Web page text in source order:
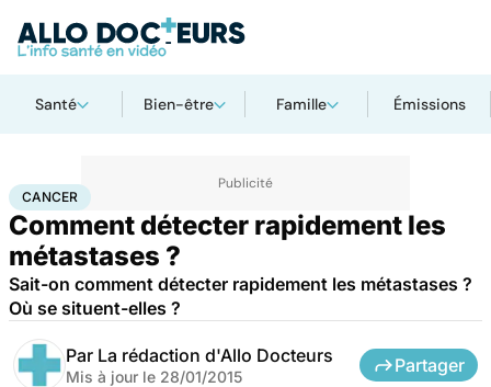
Santé Bien-être Famille Émissions
AccueilSanté Cancer
CANCER
Comment détecter rapidement les
métastases ?
Sait-on comment détecter rapidement les métastases ?
Où se situent-elles ?
Par La rédaction d'Allo Docteurs
Mis à jour le 28/01/2015
Partager